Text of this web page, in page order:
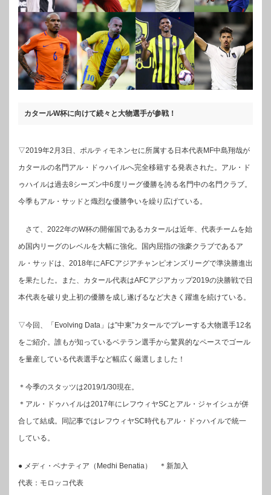
カタールW杯に向けて続々と大物選手が参戦！
▽2019年2月3日、ポルティモネンセに所属する日本代表MF中島翔哉が
カタールの名門アル・ドゥハイルへ完全移籍する発表された。アル・ド
ゥハイルは過去8シーズン中6度リーグ優勝を誇る名門中の名門クラブ。
今季もアル・サッドと熾烈な優勝争いを繰り広げている。
さて、2022年のW杯の開催国であるカタールは近年、代表チームを始
め国内リーグのレベルを大幅に強化。国内屈指の強豪クラブであるア
ル・サッドは、2018年にAFCアジアチャンピオンズリーグで準決勝進出
を果たした。また、カタール代表はAFCアジアカップ2019の決勝戦で日
本代表を破り史上初の優勝を成し遂げるなど大きく躍進を続けている。
▽今回、「Evolving Data」は”中東”カタールでプレーする大物選手12名
をご紹介。誰もが知っているベテラン選手から驚異的なペースでゴール
を量産している代表選手など幅広く厳選しました！
＊今季のスタッツは2019/1/30現在。
＊アル・ドゥハイルは2017年にレフウィヤSCとアル・ジャイシュが併
合して結成。同記事ではレフウィヤSC時代もアル・ドゥハイルで統一
している。
● メディ・ベナティア（Medhi Benatia） ＊新加入
代表：モロッコ代表